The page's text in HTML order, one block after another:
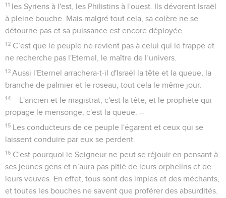
11 les Syriens à l'est, les Philistins à l'ouest. Ils dévorent Israël
à pleine bouche. Mais malgré tout cela, sa colère ne se
détourne pas et sa puissance est encore déployée.
12 C’est que le peuple ne revient pas à celui qui le frappe et
ne recherche pas l'Eternel, le maître de l’univers.
13 Aussi l'Eternel arrachera-t-il d'Israël la tête et la queue, la
branche de palmier et le roseau, tout cela le même jour.
14 – L'ancien et le magistrat, c'est la tête, et le prophète qui
propage le mensonge, c'est la queue. –
15 Les conducteurs de ce peuple l'égarent et ceux qui se
laissent conduire par eux se perdent.
16 C'est pourquoi le Seigneur ne peut se réjouir en pensant à
ses jeunes gens et n’aura pas pitié de leurs orphelins et de
leurs veuves. En effet, tous sont des impies et des méchants,
et toutes les bouches ne savent que proférer des absurdités.